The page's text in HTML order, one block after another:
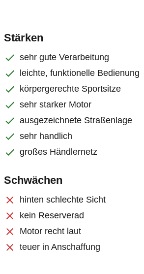
Stärken
sehr gute Verarbeitung
leichte, funktionelle Bedienung
körpergerechte Sportsitze
sehr starker Motor
ausgezeichnete Straßenlage
sehr handlich
großes Händlernetz
Schwächen
hinten schlechte Sicht
kein Reserverad
Motor recht laut
teuer in Anschaffung